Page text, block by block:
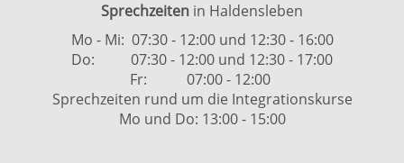
Sprechzeiten in Haldensleben
Mo - Mi: 07:30 - 12:00 und 12:30 - 16:00
Do: 07:30 - 12:00 und 12:30 - 17:00
Fr: 07:00 - 12:00
Sprechzeiten rund um die Integrationskurse
Mo und Do: 13:00 - 15:00